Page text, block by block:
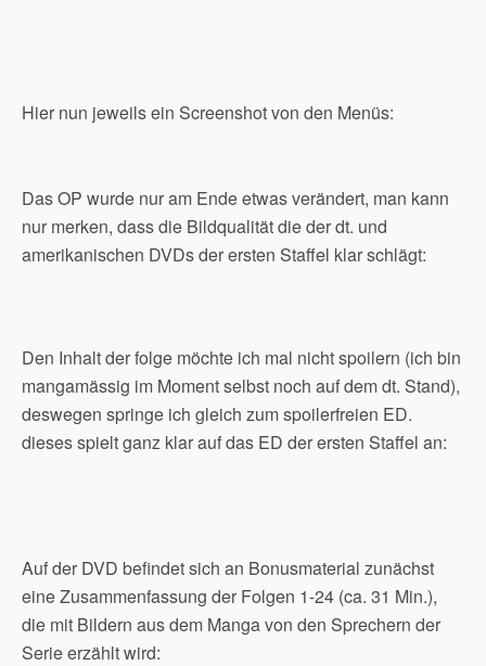
Hier nun jeweils ein Screenshot von den Menüs:
Das OP wurde nur am Ende etwas verändert, man kann
nur merken, dass die Bildqualität die der dt. und
amerikanischen DVDs der ersten Staffel klar schlägt:
Den Inhalt der folge möchte ich mal nicht spoilern (ich bin
mangamässig im Moment selbst noch auf dem dt. Stand),
deswegen springe ich gleich zum spoilerfreien ED.
dieses spielt ganz klar auf das ED der ersten Staffel an:
Auf der DVD befindet sich an Bonusmaterial zunächst
eine Zusammenfassung der Folgen 1-24 (ca. 31 Min.),
die mit Bildern aus dem Manga von den Sprechern der
Serie erzählt wird: